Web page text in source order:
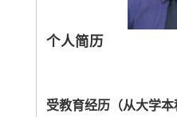
个人简历
受教育经历（从大学本